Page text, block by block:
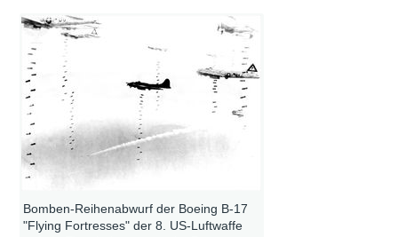
Bomben-Reihenabwurf der Boeing B-17
"Flying Fortresses" der 8. US-Luftwaffe